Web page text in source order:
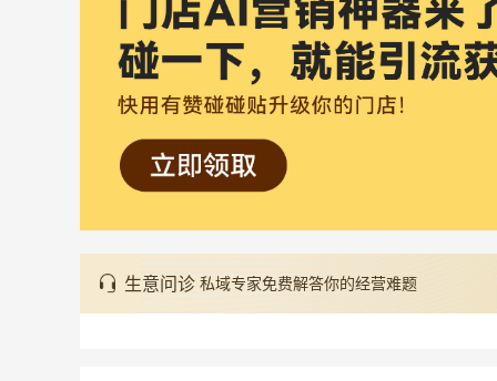
生意问诊 私域专家免费解答你的经营难题